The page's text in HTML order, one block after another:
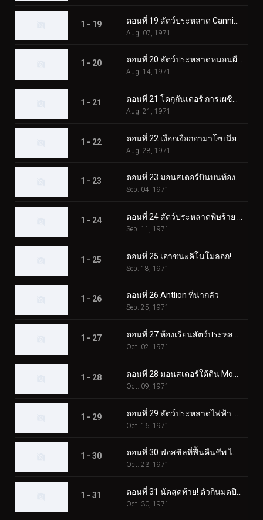
1 - 19
Aug. 07, 1971
1 - 20 ตอนที่ 20 สัตว์ประหลาดหนอนผีเสื้อพ่นไฟ: โดกุกันเดอร์
Aug. 14, 1971
1 - 21
Aug. 21, 1971
1 - 22
Aug. 28, 1971
1 - 23 ตอนที่ 23 มอนสเตอร์บินบนท้องฟ้า มูซาเบดอล
Sep. 04, 1971
1 - 24
Sep. 11, 1971
1 - 25 ตอนที่ 25 เอาชนะคิโนโมลอก!
Sep. 18, 1971
1 - 26 ตอนที่ 26 Antlion ที่น่ากลัว
Sep. 25, 1971
1 - 27
Oct. 02, 1971
1 - 28
Oct. 09, 1971
1 - 29
Oct. 16, 1971
1 - 30 ตอนที่ 30 ฟอสซิลที่ฟื้นคืนชีพ ไทรโลไบต์ดูดเลือด
Oct. 23, 1971
1 - 31
Oct. 30, 1971